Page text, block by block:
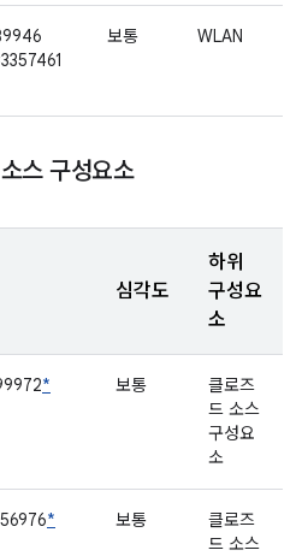
보통 WLAN
스 구성요소
심각도
하위
구성요
소
* 보통
클로즈
드 소스
구성요
소
* 보통
클로즈
드 소스